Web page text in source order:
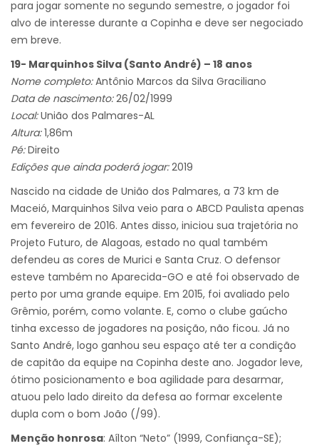
para jogar somente no segundo semestre, o jogador foi
alvo de interesse durante a Copinha e deve ser negociado
em breve.
19- Marquinhos Silva (Santo André) – 18 anos
Nome completo:Antônio Marcos da Silva Graciliano
Data de nascimento:26/02/1999
Local:União dos Palmares-AL
Altura:1,86m
Pé:Direito
Edições que ainda poderá jogar:2019
Nascido na cidade de União dos Palmares, a 73 km de
Maceió, Marquinhos Silva veio para o ABCD Paulista apenas
em fevereiro de 2016. Antes disso, iniciou sua trajetória no
Projeto Futuro, de Alagoas, estado no qual também
defendeu as cores de Murici e Santa Cruz. O defensor
esteve também no Aparecida-GO e até foi observado de
perto por uma grande equipe. Em 2015, foi avaliado pelo
Grêmio, porém, como volante. E, como o clube gaúcho
tinha excesso de jogadores na posição, não ficou. Já no
Santo André, logo ganhou seu espaço até ter a condição
de capitão da equipe na Copinha deste ano. Jogador leve,
ótimo posicionamento e boa agilidade para desarmar,
atuou pelo lado direito da defesa ao formar excelente
dupla com o bom João (/99).
Menção honrosa: Aílton “Neto” (1999, Confiança-SE);